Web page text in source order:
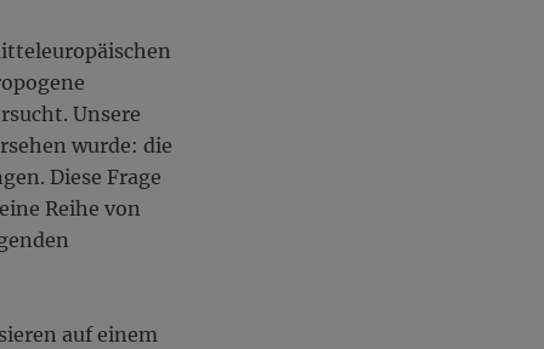
Unsere
wurde: die
Diese Frage
Reihe von
auf einem